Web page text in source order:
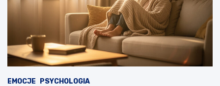
EMOCJE PSYCHOLOGIA